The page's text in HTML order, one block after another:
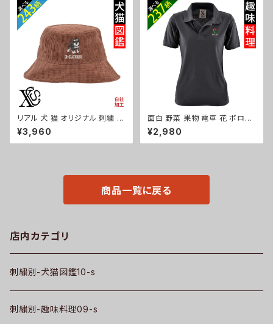
ズ ori-am-poh2-b09-s
ズ 文字 面白い おもしろ 卒団
記念品 部活 卒業 ori-am-poh
2-r08-s
リアル 犬 猫 オリジナル 刺繍 ワ
ンポイント コーデュロイ バケッ
トハット メンズ レディース 帽子
自社ブランド ロゴ グッズ 柄 誕
¥3,960
面白 野菜 果物 電車 花 ポロシ
ャツ リアル 刺繍 プレゼント 半
袖 レディース オリジナル 無地
ワンポイント ロゴ おしゃれ ゴル
¥2,980
商品一覧に戻る
店内カテゴリ
刺繍別-犬猫図鑑10-s
刺繍別-趣味料理09-s